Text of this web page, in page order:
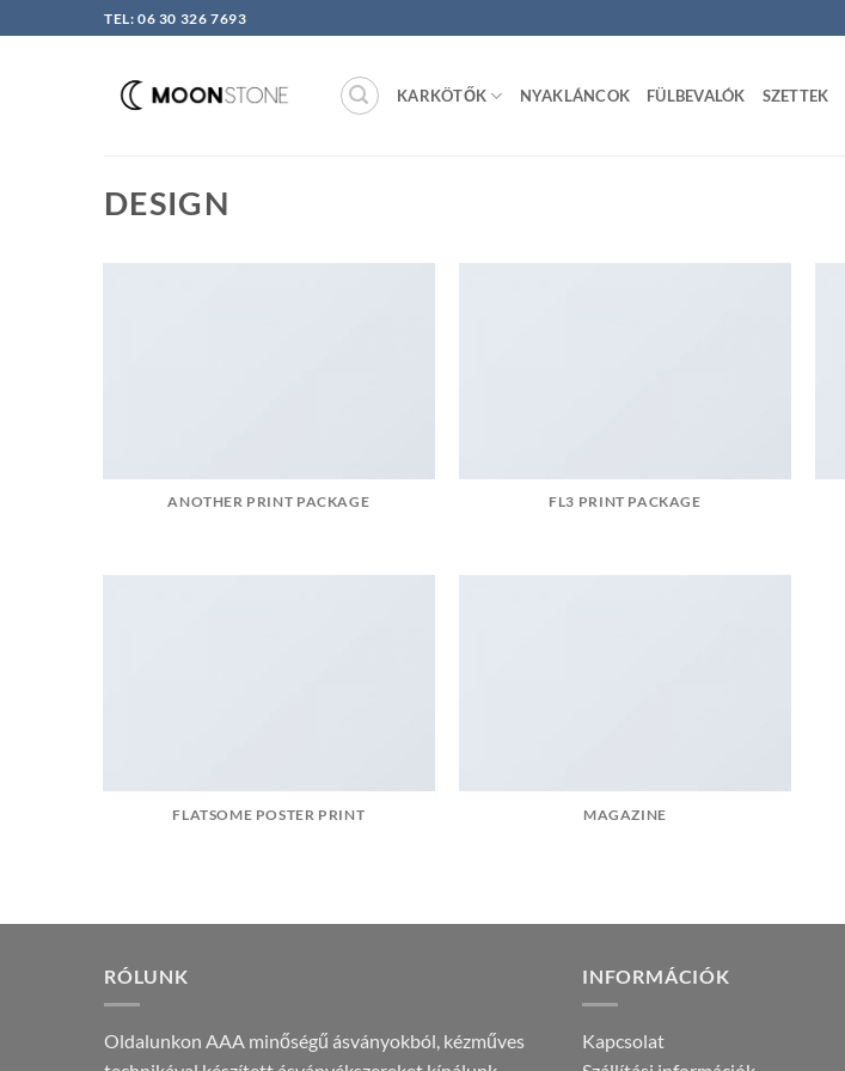
to
TEL: 06 30 326 7693
KARKÖTŐK NYAKLÁNCOK FÜLBEVALÓK SZETTEK
DESIGN
ANOTHER PRINT PACKAGE FL3 PRINT PACKAGE
FLATSOME POSTER PRINT MAGAZINE
RÓLUNK
Oldalunkon AAA minőségű ásványokból, kézműves
INFORMÁCIÓK
Kapcsolat